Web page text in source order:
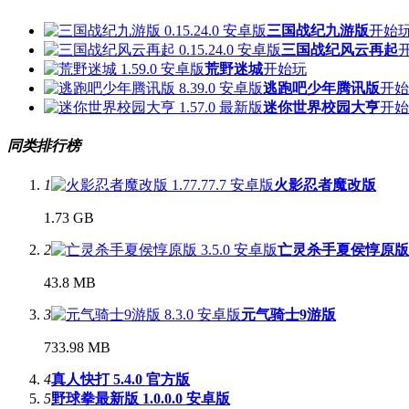
三国战纪九游版开始
三国战纪风云再起
荒野迷城开始玩
逃跑吧少年腾讯版开
迷你世界校园大亨开
同类排行榜
1 火影忍者魔改版
1.73 GB
2 亡灵杀手夏侯惇原版
43.8 MB
3 元气骑士9游版
733.98 MB
4真人快打 5.4.0 官方版
5野球拳最新版 1.0.0.0 安卓版